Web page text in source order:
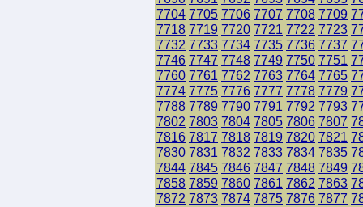
7704 7705 7706 7707 7708 7709
7718 7719 7720 7721 7722 7723
7732 7733 7734 7735 7736 7737
7746 7747 7748 7749 7750 7751
7760 7761 7762 7763 7764 7765
7774 7775 7776 7777 7778 7779
7788 7789 7790 7791 7792 7793
7802 7803 7804 7805 7806 7807
7816 7817 7818 7819 7820 7821
7830 7831 7832 7833 7834 7835
7844 7845 7846 7847 7848 7849
7858 7859 7860 7861 7862 7863
7872 7873 7874 7875 7876 7877